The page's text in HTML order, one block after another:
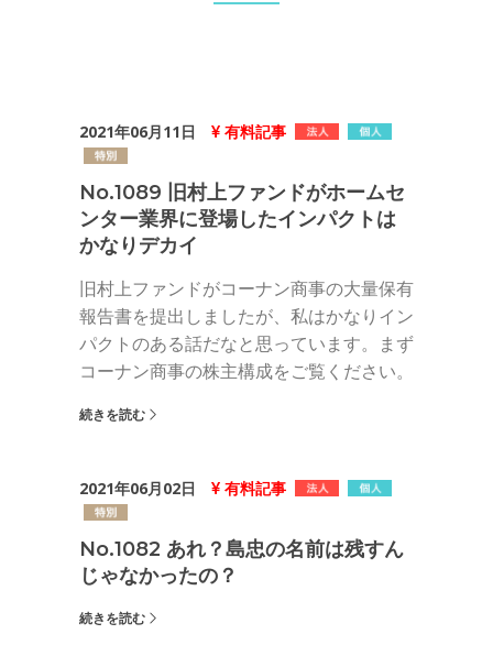
2021年06月11日 有料記事
No.1089 旧村上ファンドがホームセ
ンター業界に登場したインパクトは
かなりデカイ
旧村上ファンドがコーナン商事の大量保有
報告書を提出しましたが、私はかなりイン
パクトのある話だなと思っています。まず
コーナン商事の株主構成をご覧ください。
続きを読む
2021年06月02日 有料記事
No.1082 あれ？島忠の名前は残すん
じゃなかったの？
続きを読む